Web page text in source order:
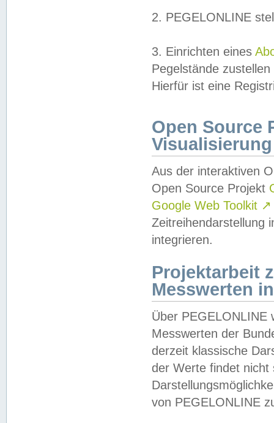
2. PEGELONLINE
3. Einrichten eines
Pegelstände
Hierfür ist eine
Open Source
Visualisierung
Aus der interaktiven
Open Source Projekt
Google Web Toolkit ↗
Zeitreihendarstellung
integrieren.
Projektarbeit
Messwerten
Über PEGELONLINE
Messwerten der
derzeit klassische
der Werte findet
von PEGELONLINE